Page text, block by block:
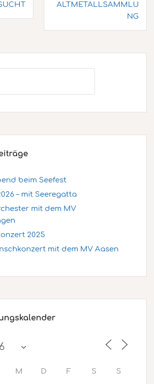
ALTMETALLSAMMLU
NG
beim Seefest
– mit Seeregatta
mit dem MV
2025
mit dem MV Aasen
M D F S S